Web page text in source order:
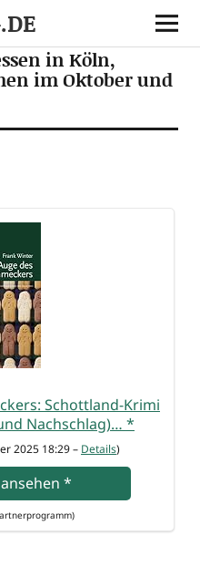
in Köln,
im Oktober und
Schott­land-Kri­mi
Nach­schlag)… *
2025 18:29 – Details)
anse­hen*